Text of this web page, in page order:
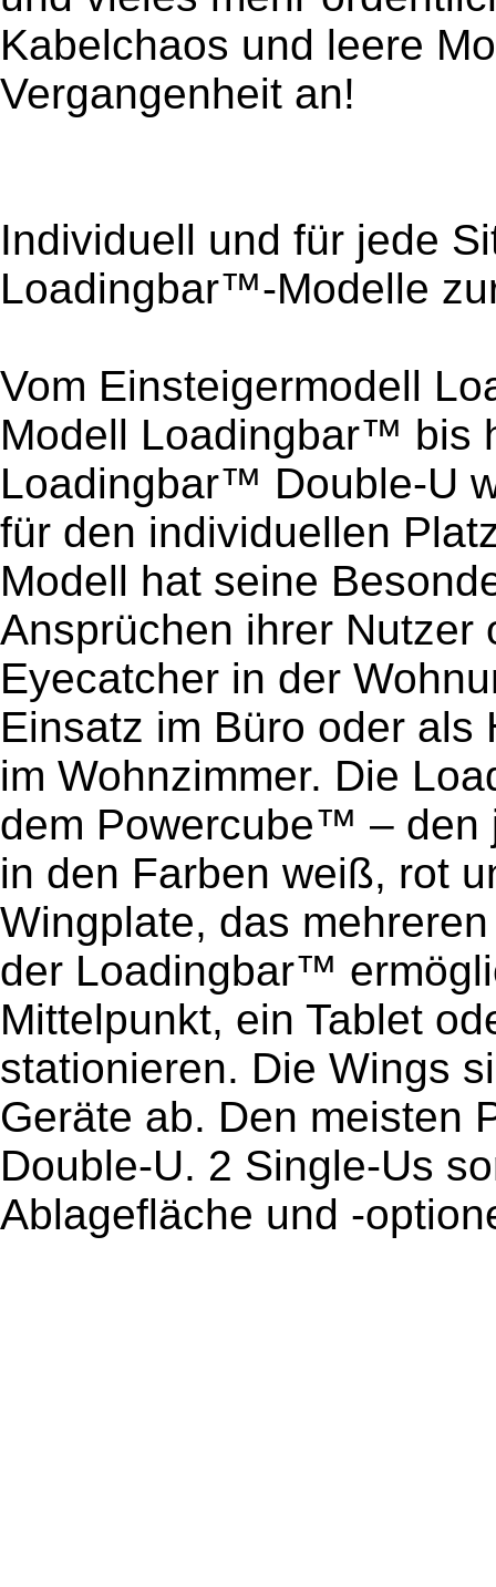
Kabelchaos und leere
Vergangenheit an!
Individuell und für jede
Loadingbar™-Modelle
Vom Einsteigermodell
Modell Loadingbar™ bis
Loadingbar™ Double-U
für den individuellen
Modell hat seine
Ansprüchen ihrer Nutzer
Eyecatcher in der
Einsatz im Büro oder
im Wohnzimmer. Die
dem Powercube™ –
in den Farben weiß, rot
Wingplate, das
der Loadingbar™
Mittelpunkt, ein Tablet
stationieren. Die Wings
Geräte ab. Den meisten
Double-U. 2 Single-Us
Ablagefläche und -